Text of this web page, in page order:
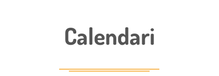
Calendari